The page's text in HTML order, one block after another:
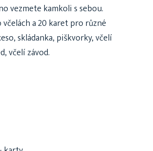
vezmete kamkoli s sebou.
a 20 karet pro různé
skládanka, piškvorky, včelí
včelí závod.